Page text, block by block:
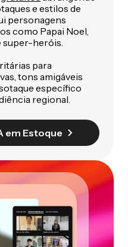
e estilos de
personagens
como Papai Noel,
super-heróis.
para
tons amigáveis
específico
regional.
em Estoque